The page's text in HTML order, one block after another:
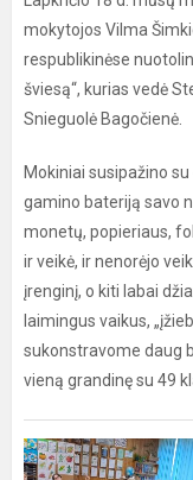
mokytojos Vilma
respublikinėse
šviesą“, kurias vedė
Snieguolė Bagočienė.
Mokiniai susipažino
gamino bateriją savo
monetų, popieriaus,
ir veikė, ir nenorėjo
įrenginį, o kiti labai
laimingus vaikus,
sukonstravome daug
vieną grandinę su 49